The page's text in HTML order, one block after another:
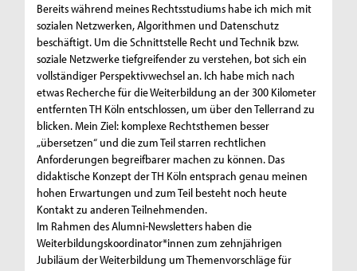
Bereits während meines Rechtsstudiums habe ich mich mit
sozialen Netzwerken, Algorithmen und Datenschutz
beschäftigt. Um die Schnittstelle Recht und Technik bzw.
soziale Netzwerke tiefgreifender zu verstehen, bot sich ein
vollständiger Perspektivwechsel an. Ich habe mich nach
etwas Recherche für die Weiterbildung an der 300 Kilometer
entfernten TH Köln entschlossen, um über den Tellerrand zu
blicken. Mein Ziel: komplexe Rechtsthemen besser
„übersetzen“ und die zum Teil starren rechtlichen
Anforderungen begreifbarer machen zu können. Das
didaktische Konzept der TH Köln entsprach genau meinen
hohen Erwartungen und zum Teil besteht noch heute
Kontakt zu anderen Teilnehmenden.
Im Rahmen des Alumni-Newsletters haben die
Weiterbildungskoordinator*innen zum zehnjährigen
Jubiläum der Weiterbildung um Themenvorschläge für